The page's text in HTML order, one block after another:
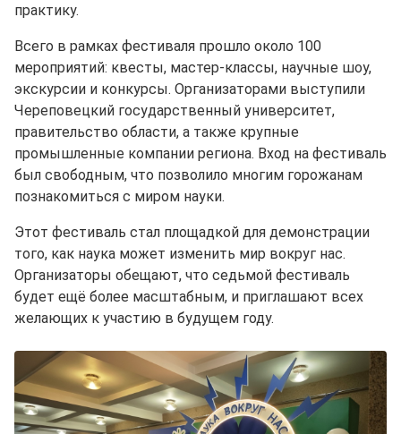
практику.
Всего в рамках фестиваля прошло около 100
мероприятий: квесты, мастер-классы, научные шоу,
экскурсии и конкурсы. Организаторами выступили
Череповецкий государственный университет,
правительство области, а также крупные
промышленные компании региона. Вход на фестиваль
был свободным, что позволило многим горожанам
познакомиться с миром науки.
Этот фестиваль стал площадкой для демонстрации
того, как наука может изменить мир вокруг нас.
Организаторы обещают, что седьмой фестиваль
будет ещё более масштабным, и приглашают всех
желающих к участию в будущем году.